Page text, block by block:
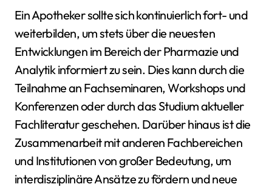
Ein Apotheker sollte sich kontinuierlich fort- und
weiterbilden, um stets über die neuesten
Entwicklungen im Bereich der Pharmazie und
Analytik informiert zu sein. Dies kann durch die
Teilnahme an Fachseminaren, Workshops und
Konferenzen oder durch das Studium aktueller
Fachliteratur geschehen. Darüber hinaus ist die
Zusammenarbeit mit anderen Fachbereichen
und Institutionen von großer Bedeutung, um
interdisziplinäre Ansätze zu fördern und neue